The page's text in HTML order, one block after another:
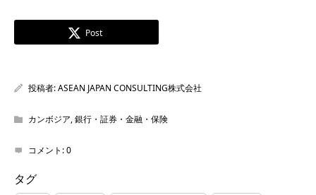
Post
投稿者:ASEAN JAPAN CONSULTING株式会社
カンボジア,銀行・証券・金融・保険
コメント:0
タグ